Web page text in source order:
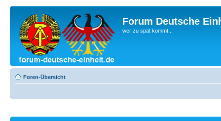
Forum Deutsche
wer zu spät kommt...
Foren-Übersicht